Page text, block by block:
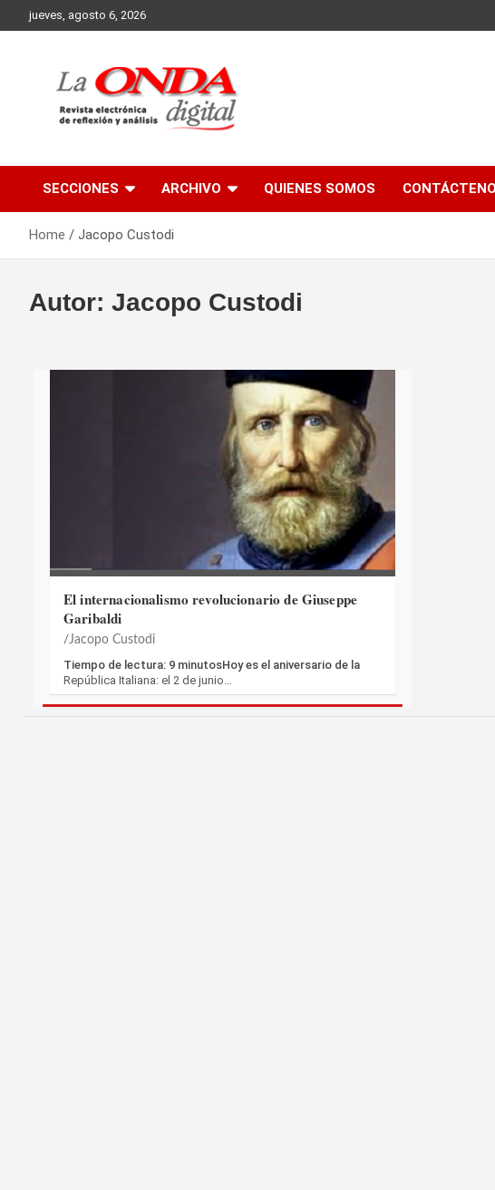
to
jueves, agosto 6, 2026
SECCIONES ARCHIVO QUIENES SOMOS
Home Jacopo Custodi
Autor: Jacopo Custodi
El internacionalismo revolucionario de Giuseppe
Garibaldi
Jacopo Custodi
Tiempo de lectura: 9 minutosHoy es el aniversario de la
República Italiana: el 2 de junio…